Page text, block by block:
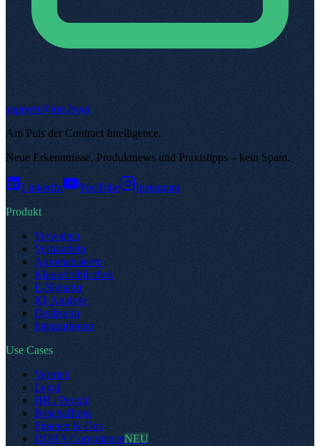
support@top.legal
Am Puls der Contract Intelligence.
Neue Erkenntnisse, Produktnews und Praxistipps – kein Spam.
LinkedIn YouTube
Instagram
Produkt
Verwalten
Verhandeln
Automatisieren
Klauselbibliothek
E-Signatur
KI-Analyse
Dealroom
Integrationen
Use Cases
Vertrieb
Legal
HR / People
Beschaffung
Finance & Ops
DORA ComplianceNEU